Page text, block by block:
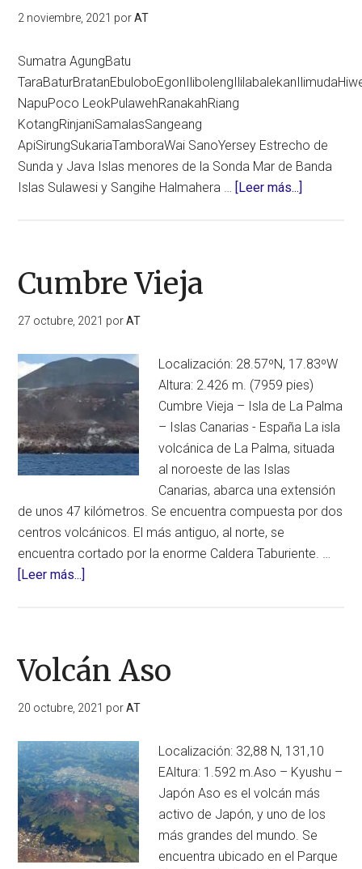
2 noviembre, 2021 porAT
Sumatra AgungBatu
NapuPoco LeokPulawehRanakahRiang
KotangRinjaniSamalasSangeang
ApiSirungSukariaTamboraWai SanoYersey Estrecho de
Sunda y Java Islas menores de la Sonda Mar de Banda
Islas Sulawesi y Sangihe Halmahera … [Leer más...]
Cumbre Vieja
27 octubre, 2021 porAT
Localización: 28.57ºN, 17.83ºW
Altura: 2.426 m. (7959 pies)
Cumbre Vieja – Isla de La Palma
– Islas Canarias - España La isla
volcánica de La Palma, situada
al noroeste de las Islas
Canarias, abarca una extensión
de unos 47 kilómetros. Se encuentra compuesta por dos
centros volcánicos. El más antiguo, al norte, se
encuentra cortado por la enorme Caldera Taburiente. …
[Leer más...]
Volcán Aso
20 octubre, 2021 porAT
Localización: 32,88 N, 131,10
EAltura: 1.592 m.Aso – Kyushu –
Japón Aso es el volcán más
activo de Japón, y uno de los
más grandes del mundo. Se
encuentra ubicado en el Parque